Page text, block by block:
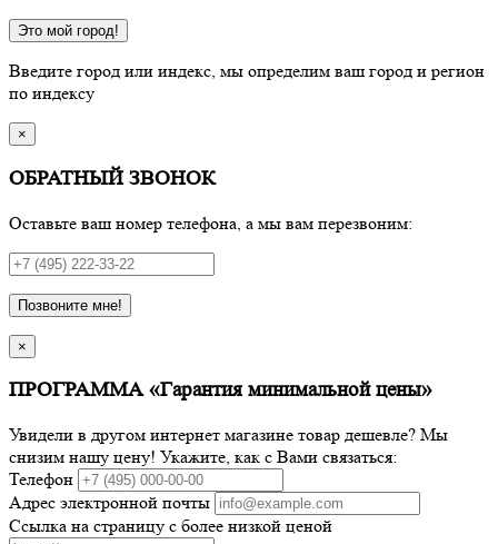
Это мой город!
Введите город или индекс, мы определим ваш город и регион
по индексу
×
ОБРАТНЫЙ ЗВОНОК
Оставьте ваш номер телефона, а мы вам перезвоним:
Позвоните мне!
×
ПРОГРАММА «Гарантия минимальной цены»
Увидели в другом интернет магазине товар дешевле? Мы
снизим нашу цену! Укажите, как с Вами связаться:
Телефон
Адрес электронной почты
Ссылка на страницу с более низкой ценой